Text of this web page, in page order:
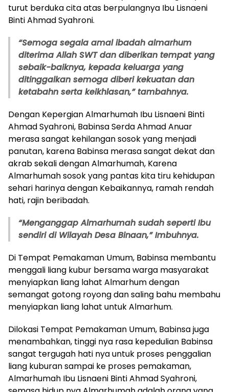
turut berduka cita atas berpulangnya Ibu Lisnaeni
Binti Ahmad Syahroni.
“Semoga segala amal ibadah almarhum
diterima Allah SWT dan diberikan tempat yang
sebaik-baiknya, kepada keluarga yang
ditinggalkan semoga diberi kekuatan dan
ketabahn serta keikhlasan,” tambahnya.
Dengan Kepergian Almarhumah Ibu Lisnaeni Binti
Ahmad Syahroni, Babinsa Serda Ahmad Anuar
merasa sangat kehilangan sosok yang menjadi
panutan, karena Babinsa merasa sangat dekat dan
akrab sekali dengan Almarhumah, Karena
Almarhumah sosok yang pantas kita tiru kehidupan
sehari harinya dengan Kebaikannya, ramah rendah
hati, rajin beribadah.
“Menganggap Almarhumah sudah seperti Ibu
sendiri di Wilayah Desa Binaan,” Imbuhnya.
Di Tempat Pemakaman Umum, Babinsa membantu
menggali liang kubur bersama warga masyarakat
menyiapkan liang lahat Almarhum dengan
semangat gotong royong dan saling bahu membahu
menyiapkan liang lahat untuk Almarhum.
Dilokasi Tempat Pemakaman Umum, Babinsa juga
menambahkan, tinggi nya rasa kepedulian Babinsa
sangat tergugah hati nya untuk proses penggalian
liang kuburan sampai ke proses pemakaman,
Almarhumah Ibu Lisnaeni Binti Ahmad Syahroni,